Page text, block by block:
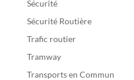
Sécurité
Sécurité Routière
Trafic routier
Tramway
Transports en Commun